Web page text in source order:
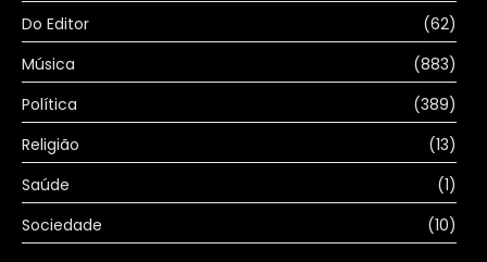
Do Editor
(62)
Música
(883)
Política
(389)
Religião
(13)
Saúde
(1)
Sociedade
(10)